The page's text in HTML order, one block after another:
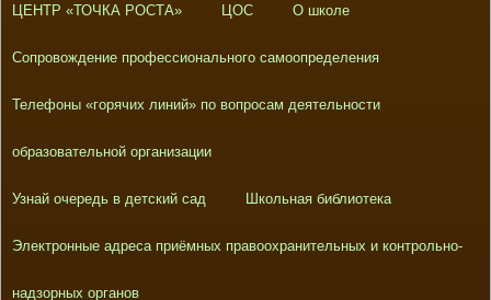
ЦЕНТР «ТОЧКА РОСТА» ЦОС О школе
Сопровождение профессионального самоопределения
Телефоны «горячих линий» по вопросам деятельности
образовательной организации
Узнай очередь в детский сад Школьная библиотека
Электронные адреса приёмных правоохранительных и контрольно-
надзорных органов